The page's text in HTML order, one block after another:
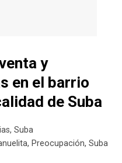
y
en el barrio
de Suba
,Suba
, Preocupación,Suba